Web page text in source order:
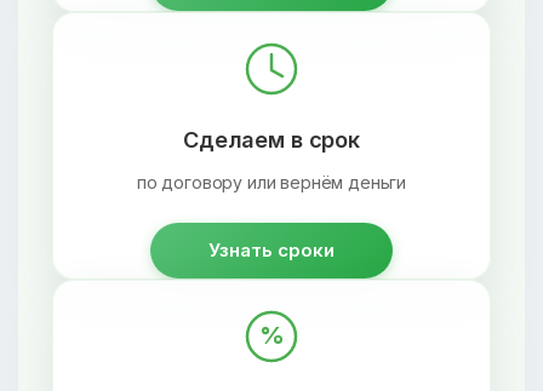
Сделаем в срок
по договору или вернём деньги
Узнать сроки
%